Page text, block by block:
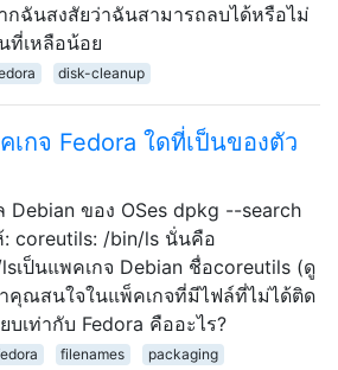
กฉันสงสัยว่าฉันสามารถลบได้หรือไม่
ที่เหลือน้อย
disk-cleanup
เกจ Fedora ใดที่เป็นของตัว
Debian ของ OSes dpkg --search
: coreutils: /bin/ls นั่นคือ
เป็นแพคเกจ Debian ชื่อcoreutils (ดู
คุณสนใจในแพ็คเกจที่มีไฟล์ที่ไม่ได้ติด
บเท่ากับ Fedora คืออะไร?
filenames packaging